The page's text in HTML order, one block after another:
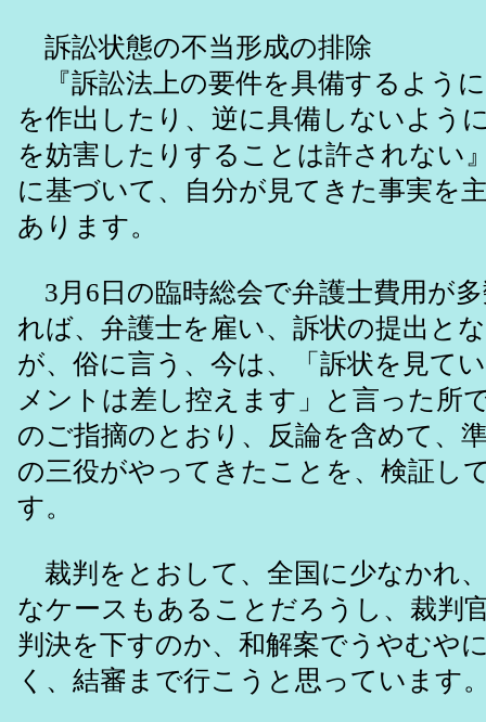
訴訟状態の不当形成の排除
『訴訟法上の要件を具備するよう
を作出したり、逆に具備しないよう
を妨害したりすることは許されない
に基づいて、自分が見てきた事実を
あります。
3月6日の臨時総会で弁護士費用が
れば、弁護士を雇い、訴状の提出と
が、俗に言う、今は、「訴状を見て
メントは差し控えます」と言った所
のご指摘のとおり、反論を含めて、
の三役がやってきたことを、検証し
す。
裁判をとおして、全国に少なかれ
なケースもあることだろうし、裁判
判決を下すのか、和解案でうやむや
く、結審まで行こうと思っています